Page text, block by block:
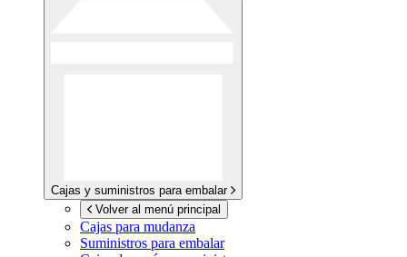
Cajas y suministros para embalar
Volver al menú principal
Cajas para mudanza
Suministros para embalar